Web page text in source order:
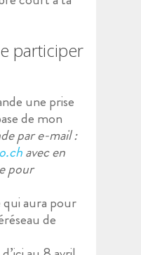
participer
une prise
de mon
par e-mail :
avec en
pour
aura pour
de